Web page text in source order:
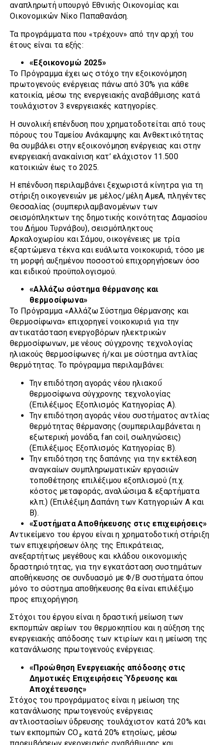
αναπληρωτή υπουργό Εθνικής Οικονομίας και
Οικονομικών Νίκο Παπαθανάση.
Τα προγράμματα που «τρέχουν» από την αρχή του
έτους είναι τα εξής:
«Εξοικονομώ 2025»
Το Πρόγραμμα έχει ως στόχο την εξοικονόμηση
πρωτογενούς ενέργειας πάνω από 30% για κάθε
κατοικία, μέσω της ενεργειακής αναβάθμισης κατά
τουλάχιστον 3 ενεργειακές κατηγορίες.
Η συνολική επένδυση που χρηματοδοτείται από τους
πόρους του Ταμείου Ανάκαμψης και Ανθεκτικότητας
θα συμβάλει στην εξοικονόμηση ενέργειας και στην
ενεργειακή ανακαίνιση κατ’ ελάχιστον 11.500
κατοικιών έως το 2025.
Η επένδυση περιλαμβάνει ξεχωριστά κίνητρα για τη
στήριξη οικογενειών με μέλος/μέλη ΑμεΑ, πληγέντες
Θεσσαλίας (συμπεριλαμβανομένων των
σεισμόπληκτων της δημοτικής κοινότητας Δαμασίου
του Δήμου Τυρνάβου), σεισμόπληκτους
Αρκαλοχωρίου και Σάμου, οικογένειες με τρία
εξαρτώμενα τέκνα και ευάλωτα νοικοκυριά, τόσο με
τη μορφή αυξημένου ποσοστού επιχορηγήσεων όσο
και ειδικού προϋπολογισμού.
«Αλλάζω σύστημα θέρμανσης και
θερμοσίφωνα»
Το Πρόγραμμα «Αλλάζω Σύστημα Θέρμανσης και
Θερμοσίφωνα» επιχορηγεί νοικοκυριά για την
αντικατάσταση ενεργοβόρων ηλεκτρικών
θερμοσίφωνων, με νέους σύγχρονης τεχνολογίας
ηλιακούς θερμοσίφωνες ή/και με σύστημα αντλίας
θερμότητας. Το πρόγραμμα περιλαμβάνει:
Την επιδότηση αγοράς νέου ηλιακού́
θερμοσίφωνα σύγχρονης τεχνολογίας
(Επιλέξιμος Εξοπλισμός Κατηγορίας Α).
Την επιδότηση αγοράς νέου συστήματος αντλίας
θερμότητας θέρμανσης (συμπεριλαμβάνεται η
εξωτερική μονάδα, fan coil, σωληνώσεις)
(Επιλέξιμος Εξοπλισμός Κατηγορίας Β).
Την επιδότηση της δαπάνης για την εκτέλεση
αναγκαίων συμπληρωματικών εργασιών
τοποθέτησης επιλέξιμου εξοπλισμού (π.χ.
κόστος μεταφοράς, αναλώσιμα & εξαρτήματα
κλπ.) (Επιλέξιμη Δαπάνη των Κατηγοριών Α και
Β).
«Συστήματα Αποθήκευσης στις επιχειρήσεις»
Αντικείμενο του έργου είναι η χρηματοδοτική στήριξη
των επιχειρήσεων όλης της Επικράτειας,
ανεξαρτήτως μεγέθους και κλάδου οικονομικής
δραστηριότητας, για την εγκατάσταση συστημάτων
αποθήκευσης σε συνδυασμό με Φ/Β συστήματα όπου
μόνο το σύστημα αποθήκευσης θα είναι επιλέξιμο
προς επιχορήγηση.
Στόχοι του έργου είναι η δραστική μείωση των
εκπομπών αερίων του θερμοκηπίου και η αύξηση της
ενεργειακής απόδοσης των κτιρίων και η μείωση της
κατανάλωσης πρωτογενούς ενέργειας.
«Προώθηση Ενεργειακής απόδοσης στις
Δημοτικές Επιχειρήσεις Ύδρευσης και
Αποχέτευσης»
Στόχος του προγράμματος είναι η μείωση της
κατανάλωσης πρωτογενούς ενέργειας
αντλιοστασίων ύδρευσης τουλάχιστον κατά 20% και
των εκπομπών CO₂ κατά 20% ετησίως, μέσω
παρεμβάσεων ενεργειακής αναβάθμισης και